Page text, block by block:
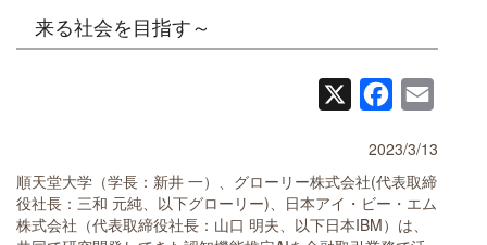
来る社会を目指す～
Facebook
2023/3/13
順天堂大学（学長：新井 一）、グローリー株式会社(代表取締
役社長：三和 元純、以下グローリー)、日本アイ・ビー・エム
株式会社（代表取締役社長：山口 明夫、以下日本IBM）は、